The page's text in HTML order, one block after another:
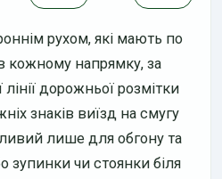
рухом, які мають по
кожному напрямку, за
лінії дорожньої розмітки
знаків виїзд на смугу
лише для обгону та
зупинки чи стоянки біля